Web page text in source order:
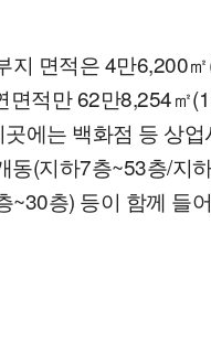
지 면적은 4만6,200
면적만 62만8,254㎡
에는 백화점 등 상
동(지하7층~53층/지
~30층) 등이 함께 들